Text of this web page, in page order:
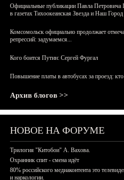
Официальные публикации Павла Петровича
в газетах Тихоокеанская Звезда и Наш
Комсомольск официально продолжает
репрессий: задумаемся...
Кого боится Путин: Сергей Фургал
Повышение платы в автобусах за проезд: кто
Архив блогов >>
НОВОЕ НА ФОРУМЕ
Трилогия "Китобои" А. Вахова.
Охранник спит - смена идёт
80% российского медиаконтента это
и наркологии.